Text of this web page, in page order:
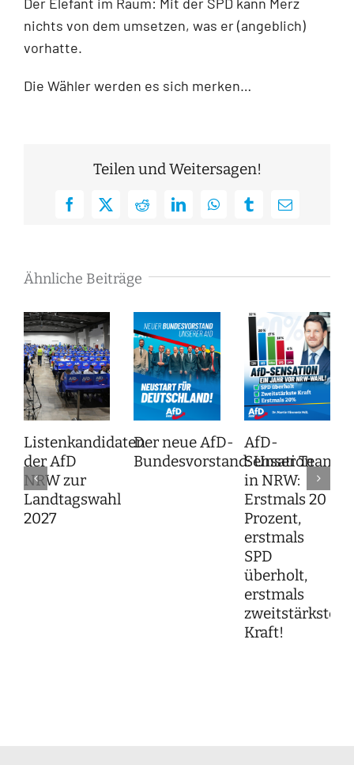
nichts von dem umsetzen, was er (angeblich)
vorhatte.
Die Wähler werden es sich merken…
Teilen und Weitersagen!
Facebook
X RedditLinkedInWhatsAppTumblrE-
Ähnliche Beiträge
Listenkandidaten
der AfD
NRW zur
Landtagswahl
2027
Der neue AfD-
Bundesvorstand: Unser Team
AfD-
Sensation
in NRW:
Erstmals 20
Prozent,
erstmals
SPD
überholt,
erstmals
zweitstärkste
Kraft!